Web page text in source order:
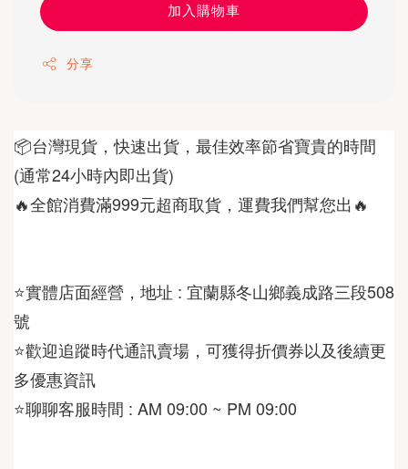
加入購物車
分享
📦台灣現貨，快速出貨，最佳效率節省寶貴的時間
🔥全館消費滿999元超商取貨，運費我們幫您出🔥
⭐️實體店面經營，地址 : 宜蘭縣冬山鄉義成路三段508
⭐️歡迎追蹤時代通訊賣場，可獲得折價券以及後續更
⭐️聊聊客服時間 : AM 09:00 ~ PM 09:00